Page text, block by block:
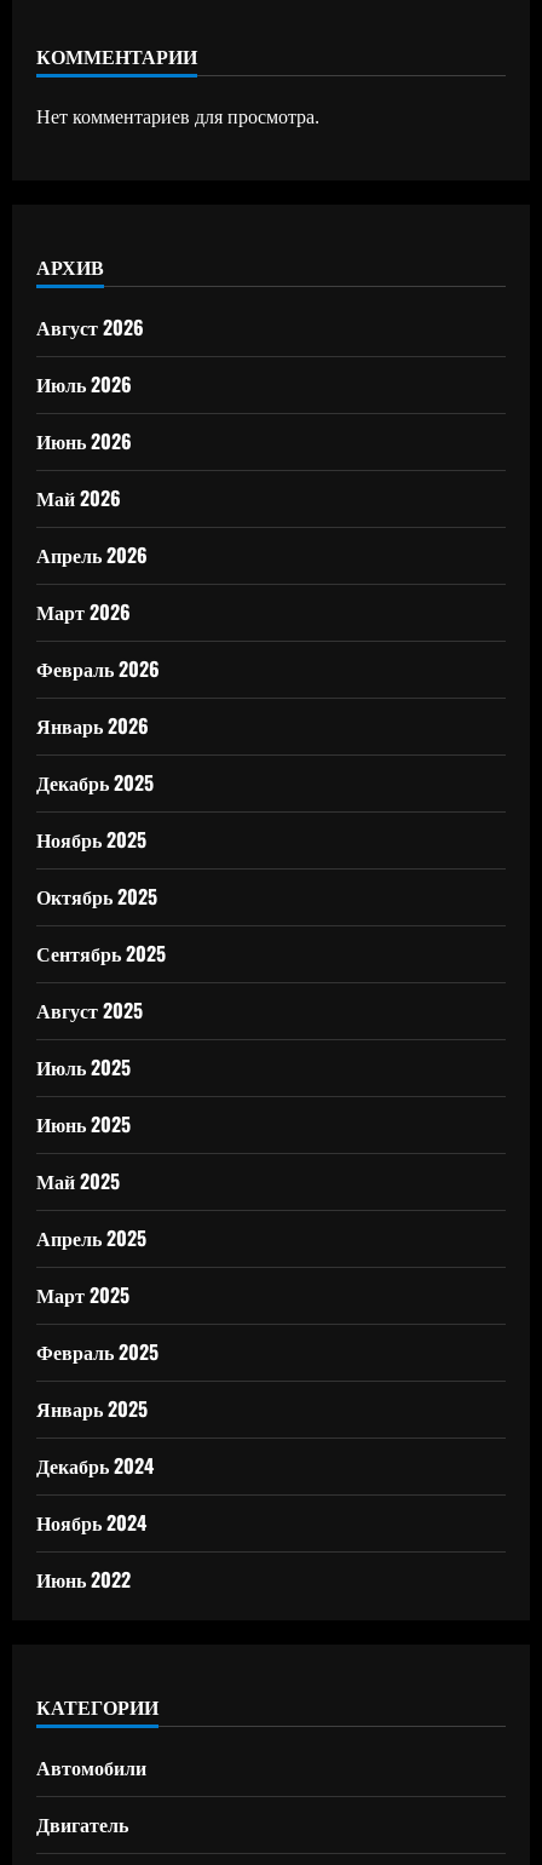
КОММЕНТАРИИ
Нет комментариев для просмотра.
АРХИВ
Август 2026
Июль 2026
Июнь 2026
Май 2026
Апрель 2026
Март 2026
Февраль 2026
Январь 2026
Декабрь 2025
Ноябрь 2025
Октябрь 2025
Сентябрь 2025
Август 2025
Июль 2025
Июнь 2025
Май 2025
Апрель 2025
Март 2025
Февраль 2025
Январь 2025
Декабрь 2024
Ноябрь 2024
Июнь 2022
КАТЕГОРИИ
Автомобили
Двигатель